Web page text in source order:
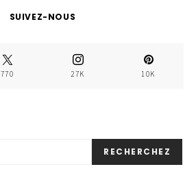
SUIVEZ-NOUS
770 27K 10K
RECHERCHEZ